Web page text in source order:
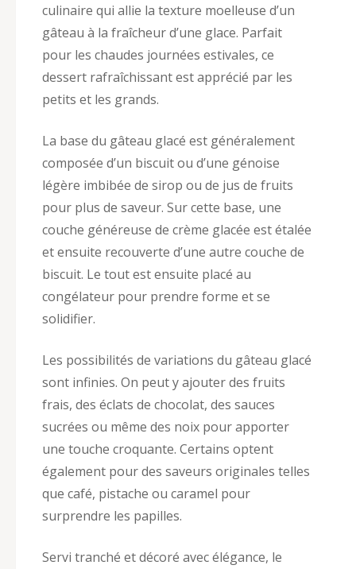
culinaire qui allie la texture moelleuse d’un
gâteau à la fraîcheur d’une glace. Parfait
pour les chaudes journées estivales, ce
dessert rafraîchissant est apprécié par les
petits et les grands.
La base du gâteau glacé est généralement
composée d’un biscuit ou d’une génoise
légère imbibée de sirop ou de jus de fruits
pour plus de saveur. Sur cette base, une
couche généreuse de crème glacée est étalée
et ensuite recouverte d’une autre couche de
biscuit. Le tout est ensuite placé au
congélateur pour prendre forme et se
solidifier.
Les possibilités de variations du gâteau glacé
sont infinies. On peut y ajouter des fruits
frais, des éclats de chocolat, des sauces
sucrées ou même des noix pour apporter
une touche croquante. Certains optent
également pour des saveurs originales telles
que café, pistache ou caramel pour
surprendre les papilles.
Servi tranché et décoré avec élégance, le